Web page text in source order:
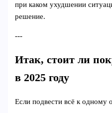
при каком ухудшении
решение.
---
Итак, стоит ли
в 2025 году
Если подвести всё к одному